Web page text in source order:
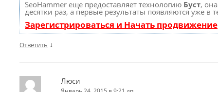
SeoHammer еще предоставляет технологию Буст,
десятки раз, а первые результаты появляются уже в
Зарегистрироваться и Начать продвижение
Ответить ↓
Люси